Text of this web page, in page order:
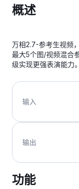
概述
万相2.7-参考生视频
最大5个图/视频混合
级实现更强表演能力
输入
输出
功能